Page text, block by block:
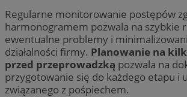
Regularne monitorowanie postępów
harmonogramem pozwala na szybkie
ewentualne problemy i
działalności firmy. Planowanie na
przed przeprowadzką pozwala na
przygotowanie się do każdego etapu i
związanego z pośpiechem.